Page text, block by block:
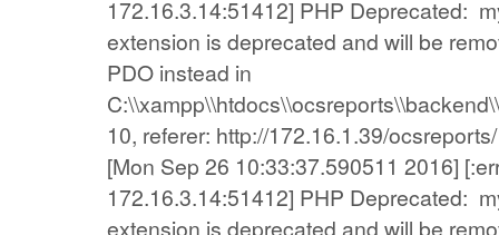
172.16.3.14:51412] PHP Deprecated:
extension is deprecated and will be
PDO instead in
10, referer: http://172.16.1.39/ocsreports/
[Mon Sep 26 10:33:37.590511 2016]
172.16.3.14:51412] PHP Deprecated:
extension is deprecated and will be